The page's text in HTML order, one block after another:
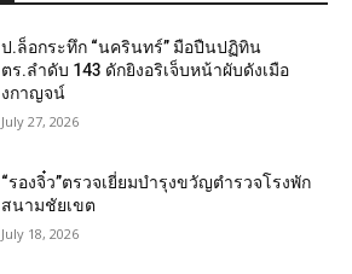
ป.ล็อกระทึก “นครินทร์” มือปืนปฏิทิน
ตร.ลำดับ 143 ดักยิงอริเจ็บหน้าผับดังเมือ
งกาญจน์
July 27, 2026
“รองจิ๋ว”ตรวจเยี่ยมบำรุงขวัญตำรวจโรงพัก
สนามชัยเขต
July 18, 2026